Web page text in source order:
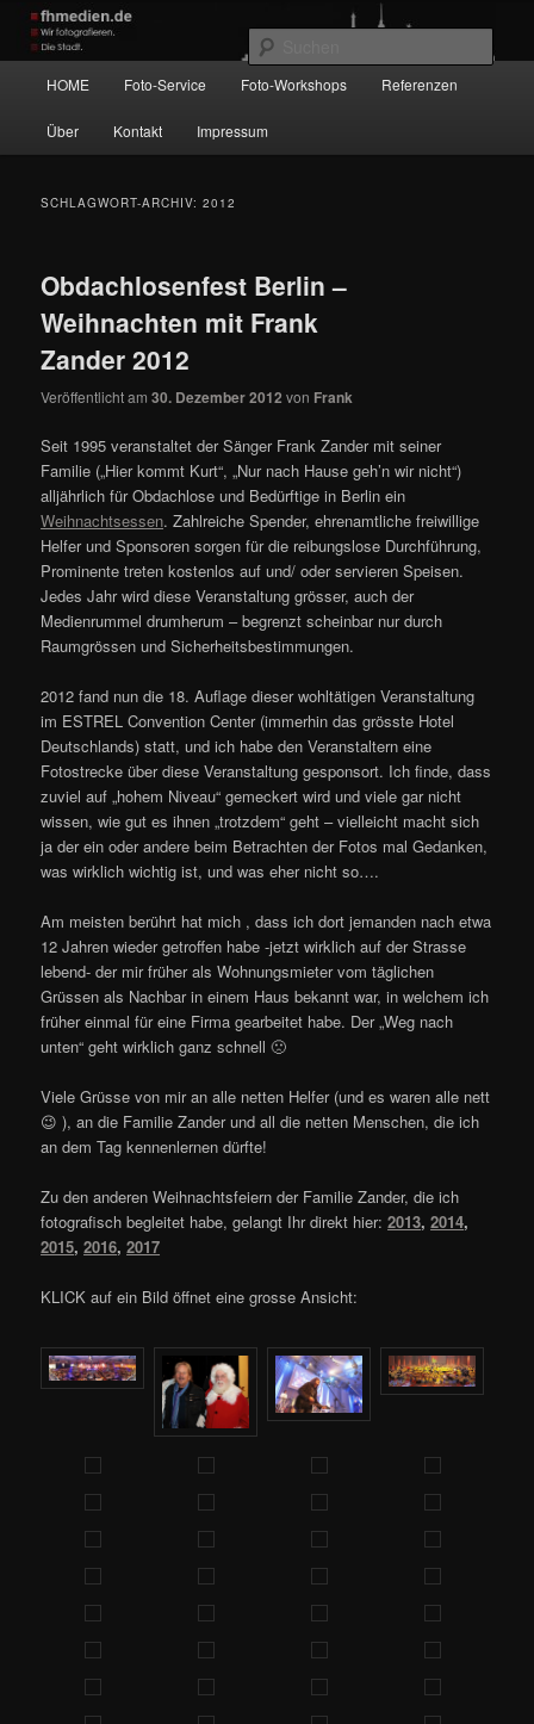
Zum
primären
Inhalt
springen
Zum
sekundären
Inhalt
springen
Wir fotografieren die Hauptstadt!
HOME Foto-Service Foto-Workshops Referenzen
Über Kontakt Impressum
SCHLAGWORT-ARCHIV:2012
Obdachlosenfest Berlin –
Weihnachten mit Frank
Zander 2012
Veröffentlicht am30. Dezember 2012 von Frank
Seit 1995 veranstaltet der Sänger Frank Zander mit seiner
Familie („Hier kommt Kurt“, „Nur nach Hause geh’n wir nicht“)
alljährlich für Obdachlose und Bedürftige in Berlin ein
Weihnachtsessen. Zahlreiche Spender, ehrenamtliche freiwillige
Helfer und Sponsoren sorgen für die reibungslose Durchführung,
Prominente treten kostenlos auf und/ oder servieren Speisen.
Jedes Jahr wird diese Veranstaltung grösser, auch der
Medienrummel drumherum – begrenzt scheinbar nur durch
Raumgrössen und Sicherheitsbestimmungen.
2012 fand nun die 18. Auflage dieser wohltätigen Veranstaltung
im ESTREL Convention Center (immerhin das grösste Hotel
Deutschlands) statt, und ich habe den Veranstaltern eine
Fotostrecke über diese Veranstaltung gesponsort. Ich finde, dass
zuviel auf „hohem Niveau“ gemeckert wird und viele gar nicht
wissen, wie gut es ihnen „trotzdem“ geht – vielleicht macht sich
ja der ein oder andere beim Betrachten der Fotos mal Gedanken,
was wirklich wichtig ist, und was eher nicht so….
Am meisten berührt hat mich , dass ich dort jemanden nach etwa
12 Jahren wieder getroffen habe -jetzt wirklich auf der Strasse
lebend- der mir früher als Wohnungsmieter vom täglichen
Grüssen als Nachbar in einem Haus bekannt war, in welchem ich
früher einmal für eine Firma gearbeitet habe. Der „Weg nach
unten“ geht wirklich ganz schnell 🙁
Viele Grüsse von mir an alle netten Helfer (und es waren alle nett
😉 ), an die Familie Zander und all die netten Menschen, die ich
an dem Tag kennenlernen dürfte!
Zu den anderen Weihnachtsfeiern der Familie Zander, die ich
fotografisch begleitet habe, gelangt Ihr direkt hier:2013,2014,
2015,2016,2017
KLICK auf ein Bild öffnet eine grosse Ansicht: